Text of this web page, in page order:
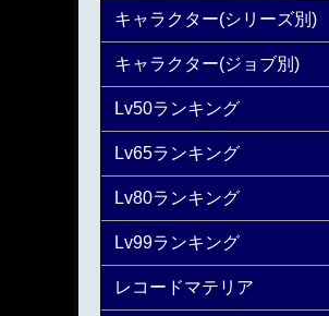
キャラクター(シリーズ別)
キャラクター(ジョブ別)
Lv50ランキング
Lv65ランキング
Lv80ランキング
Lv99ランキング
レコードマテリア